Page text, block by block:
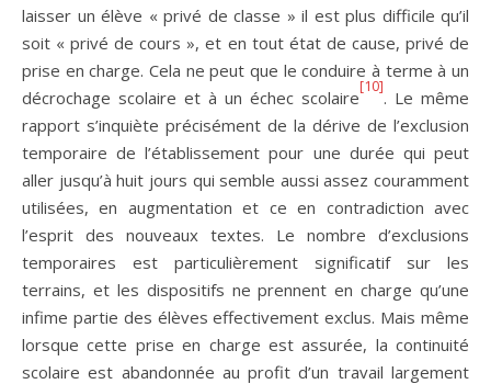
laisser un élève « privé de classe » il est plus difficile qu’il
soit « privé de cours », et en tout état de cause, privé de
prise en charge. Cela ne peut que le conduire à terme à un
décrochage scolaire et à un échec scolaire
[10]
. Le même
rapport s’inquiète précisément de la dérive de l’exclusion
temporaire de l’établissement pour une durée qui peut
aller jusqu’à huit jours qui semble aussi assez couramment
utilisées, en augmentation et ce en contradiction avec
l’esprit des nouveaux textes. Le nombre d’exclusions
temporaires est particulièrement significatif sur les
terrains, et les dispositifs ne prennent en charge qu’une
infime partie des élèves effectivement exclus. Mais même
lorsque cette prise en charge est assurée, la continuité
scolaire est abandonnée au profit d’un travail largement